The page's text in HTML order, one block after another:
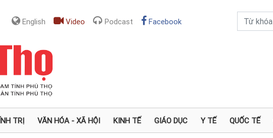
English Video Podcast Facebook
TRỊ VĂN HÓA - XÃ HỘI KINH TẾ GIÁO DỤC Y TẾ QUỐC TẾ